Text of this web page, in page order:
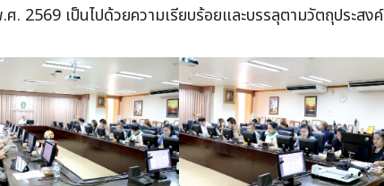
2569 เป็นไปด้วยความเรียบร้อยและบรรลุตามวัตถุประสงค์